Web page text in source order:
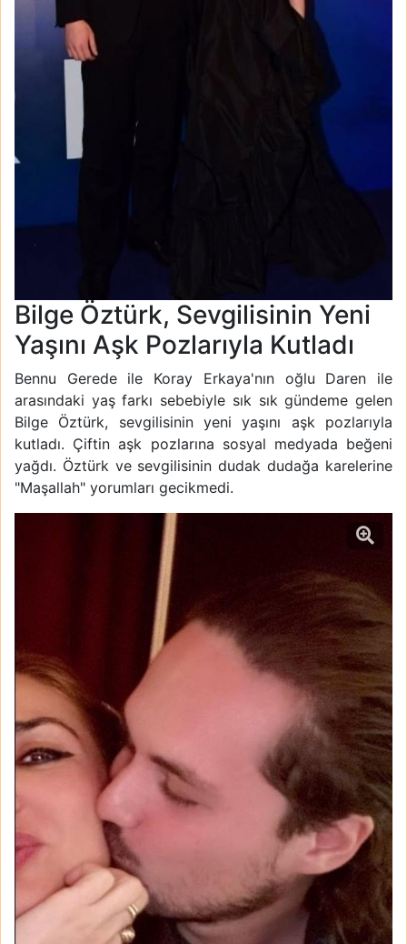
Bilge Öztürk, Sevgilisinin Yeni
Yaşını Aşk Pozlarıyla Kutladı
Bennu Gerede ile Koray Erkaya'nın oğlu Daren ile
arasındaki yaş farkı sebebiyle sık sık gündeme gelen
Bilge Öztürk, sevgilisinin yeni yaşını aşk pozlarıyla
kutladı. Çiftin aşk pozlarına sosyal medyada beğeni
yağdı. Öztürk ve sevgilisinin dudak dudağa karelerine
"Maşallah" yorumları gecikmedi.